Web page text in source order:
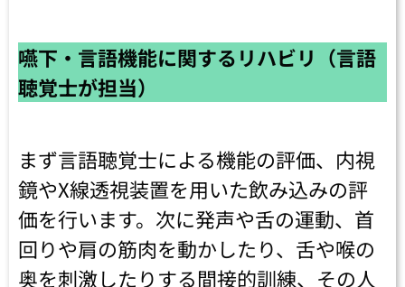
嚥下・言語機能に関するリハビリ（言語
聴覚士が担当）
まず言語聴覚士による機能の評価、内視
鏡やX線透視装置を用いた飲み込みの評
価を行います。次に発声や舌の運動、首
回りや肩の筋肉を動かしたり、舌や喉の
奥を刺激したりする間接的訓練、その人